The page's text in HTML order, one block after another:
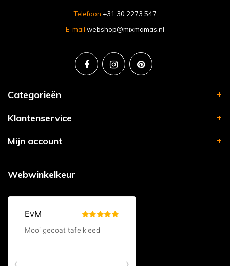
Telefoon +31 30 2273 547
E-mail webshop@mixmamas.nl
Categorieën
Klantenservice
Mijn account
Webwinkelkeur